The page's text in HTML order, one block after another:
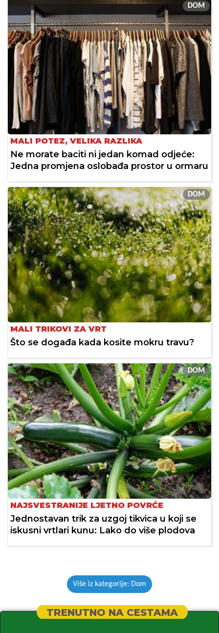
DOM
MALI POTEZ, VELIKA RAZLIKA
Ne morate baciti ni jedan komad odjeće:
Jedna promjena oslobađa prostor u ormaru
DOM
MALI TRIKOVI ZA VRT
Što se događa kada kosite mokru travu?
DOM
NAJSVESTRANIJE LJETNO POVRĆE
Jednostavan trik za uzgoj tikvica u koji se
iskusni vrtlari kunu: Lako do više plodova
Više iz kategorije: Dom
TRENUTNO NA CESTAMA